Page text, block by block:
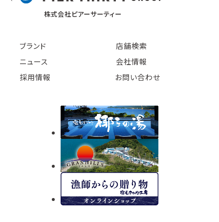
株式会社ピアーサーティー
ブランド
店舗検索
ニュース
会社情報
採用情報
お問い合わせ